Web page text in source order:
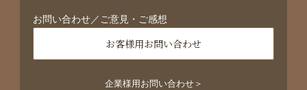
お問い合わせ／ご意見・ご感想
お客様用お問い合わせ
企業様用お問い合わせ＞